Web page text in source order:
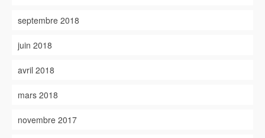
septembre 2018
juin 2018
avril 2018
mars 2018
novembre 2017